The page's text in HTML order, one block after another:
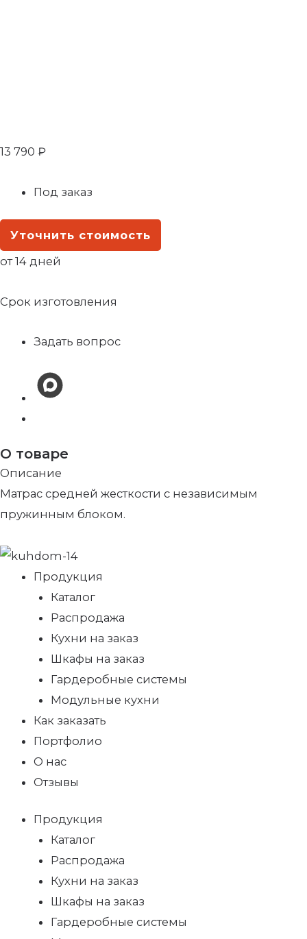
13 790 ₽
Под заказ
Уточнить стоимость
от 14 дней
Срок изготовления
Задать вопрос
О товаре
Описание
Матрас средней жесткости с независимым
пружинным блоком.
Продукция
Каталог
Распродажа
Кухни на заказ
Шкафы на заказ
Гардеробные системы
Модульные кухни
Как заказать
Портфолио
О нас
Отзывы
Продукция
Каталог
Распродажа
Кухни на заказ
Шкафы на заказ
Гардеробные системы